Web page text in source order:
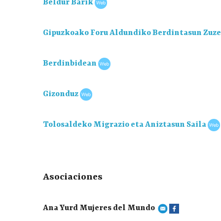
Beldur Barik
Gipuzkoako Foru Aldundiko Berdintasun
Berdinbidean
Gizonduz
Tolosaldeko Migrazio eta Aniztasun Saila
Asociaciones
Ana Yurd Mujeres del Mundo